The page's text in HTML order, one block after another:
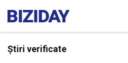
Știri verificate